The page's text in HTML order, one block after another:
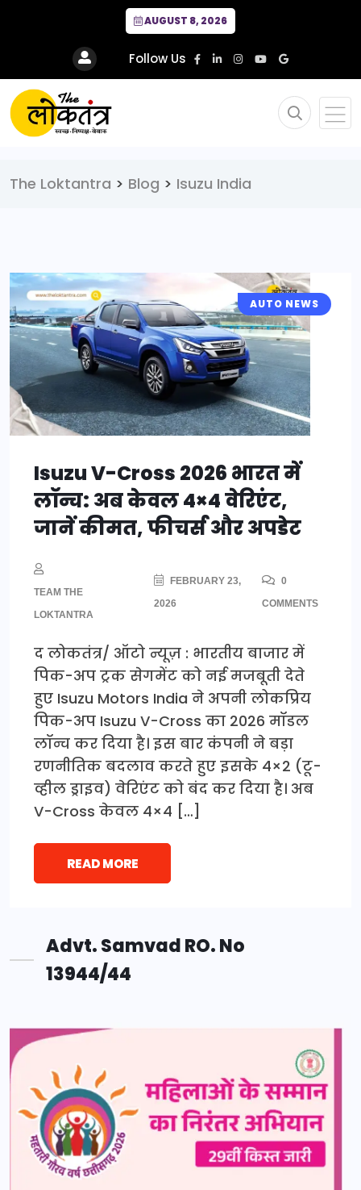
AUGUST 8, 2026
Follow Us
The Loktantra > Blog > Isuzu India
AUTO NEWS
Isuzu V-Cross 2026 भारत में
लॉन्च: अब केवल 4×4 वेरिएंट,
जानें कीमत, फीचर्स और अपडेट
TEAM THE
LOKTANTRA
FEBRUARY 23,
2026
0
COMMENTS
द लोकतंत्र/ ऑटो न्यूज़ : भारतीय बाजार में
पिक-अप ट्रक सेगमेंट को नई मजबूती देते
हुए Isuzu Motors India ने अपनी लोकप्रिय
पिक-अप Isuzu V-Cross का 2026 मॉडल
लॉन्च कर दिया है। इस बार कंपनी ने बड़ा
रणनीतिक बदलाव करते हुए इसके 4×2 (टू-
व्हील ड्राइव) वेरिएंट को बंद कर दिया है। अब
V-Cross केवल 4×4 […]
READ MORE
Advt. Samvad RO. No
13944/44